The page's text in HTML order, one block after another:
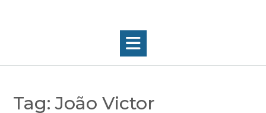
Tag:João Victor